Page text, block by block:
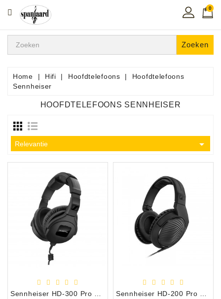
CATEGORIE
Home
In
De
Instrumenten
Hifi
Snaarinstrumenten
Apparatuur
Blaasinstrumenten
0
Zoeken
Home Hifi Hoofdtelefoons
Hoofdtelefoons
Sennheiser
HOOFDTELEFOONS SENNHEISER
Relevantie 
Sennheiser HD-300 Pro Over-Ear Hoofdtelefoon
Sennheiser HD-200 Pro Over-Ear Hoofdtelefoon